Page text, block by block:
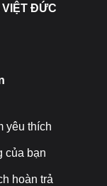
VIỆT ĐỨC
yêu thích
của bạn
hoàn trả